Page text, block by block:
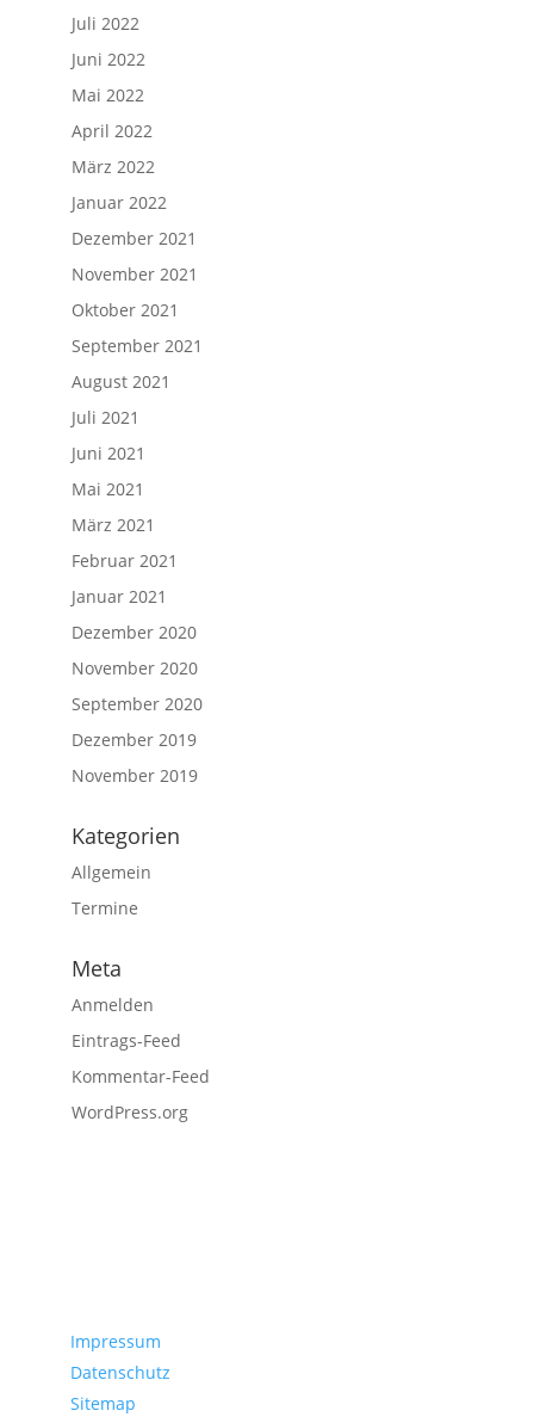
Juli 2022
Juni 2022
Mai 2022
April 2022
März 2022
Januar 2022
Dezember 2021
November 2021
Oktober 2021
September 2021
August 2021
Juli 2021
Juni 2021
Mai 2021
März 2021
Februar 2021
Januar 2021
Dezember 2020
November 2020
September 2020
Dezember 2019
November 2019
Kategorien
Allgemein
Termine
Meta
Anmelden
Eintrags-Feed
Kommentar-Feed
WordPress.org
Impressum
Datenschutz
Sitemap